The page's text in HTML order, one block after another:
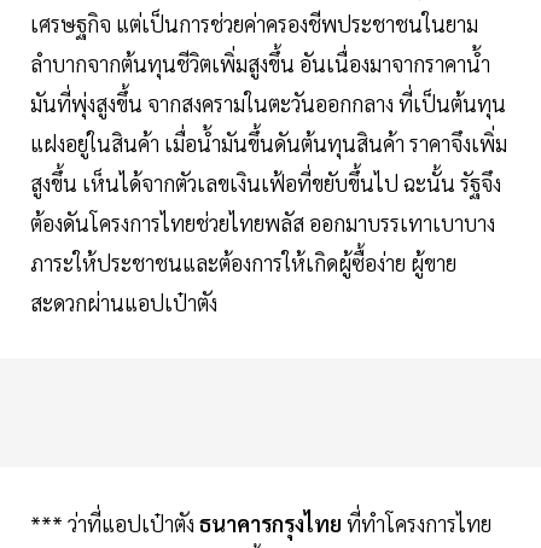
เศรษฐกิจ แต่เป็นการช่วยค่าครองชีพประชาชนในยาม
ลำบากจากต้นทุนชีวิตเพิ่มสูงขึ้น อันเนื่องมาจากราคานํ้า
มันที่พุ่งสูงขึ้น จากสงครามในตะวันออกกลาง ที่เป็นต้นทุน
แฝงอยู่ในสินค้า เมื่อนํ้ามันขึ้นดันต้นทุนสินค้า ราคาจึงเพิ่ม
สูงขึ้น เห็นได้จากตัวเลขเงินเฟ้อที่ขยับขึ้นไป ฉะนั้น รัฐจึง
ต้องดันโครงการไทยช่วยไทยพลัส ออกมาบรรเทาเบาบาง
ภาระให้ประชาชนและต้องการให้เกิดผู้ซื้อง่าย ผู้ขาย
สะดวกผ่านแอปเป๋าตัง
*** ว่าที่แอปเป๋าตัง ธนาคารกรุงไทย ที่ทำโครงการไทย